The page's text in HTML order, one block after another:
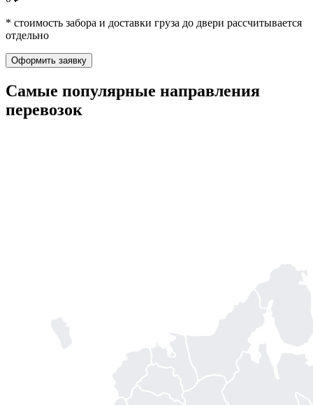
* стоимость забора и доставки груза до двери рассчитывается
отдельно
Оформить заявку
Самые популярные направления
перевозок